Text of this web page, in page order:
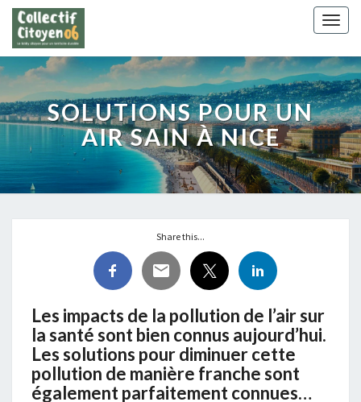
Solutions
pour
un
air
sain
à
SOLUTIONS POUR UN
AIR SAIN À NICE
Share this...
Les impacts de la pollution de l’air sur
la santé sont bien connus aujourd’hui.
Les solutions pour diminuer cette
pollution de manière franche sont
également parfaitement connues…